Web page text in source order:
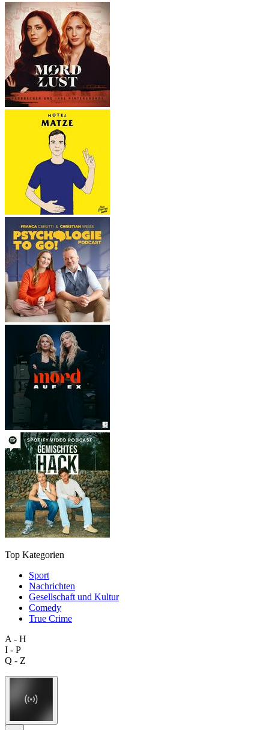
Top Kategorien
Sport
Nachrichten
Gesellschaft und Kultur
Comedy
True Crime
A - H
I - P
Q - Z